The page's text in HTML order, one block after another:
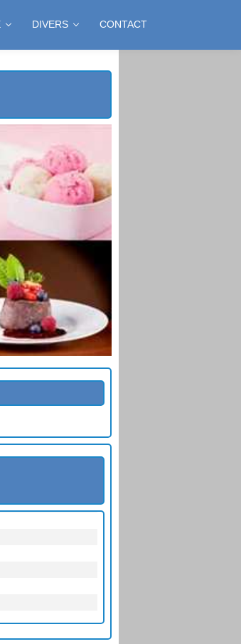
DIVERS CONTACT